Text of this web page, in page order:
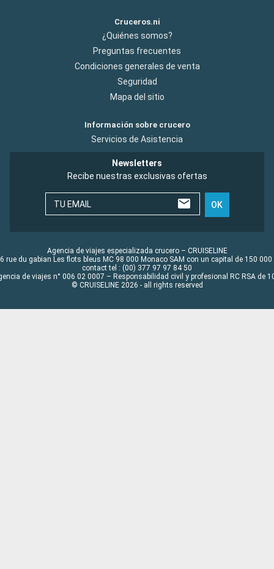
Cruceros.ni
¿Quiénes somos?
Preguntas frecuentes
Condiciones generales de venta
Seguridad
Mapa del sitio
Información sobre crucero
Servicios de Asistencia
Newsletters
Recibe nuestras exclusivas ofertas
TU EMAIL OK
Agencia de viajes especializada crucero – CRUISELINE
rue du gabian Les flots bleus MC 98 000 Monaco SAM con un capital de 150 000
contact tel : (00) 377 97 97 84 50
de viajes n° 006 02 0007 – Responsabilidad civil y profesional RC RSA de
© CRUISELINE 2026 - all rights reserved